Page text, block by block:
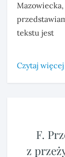
Mazowiecka,
tekstu jest
Czytaj więcej
F.
z